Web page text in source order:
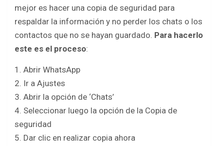
mejor es hacer una copia de seguridad para
respaldar la información y no perder los chats o los
contactos que no se hayan guardado. Para hacerlo
este es el proceso:
1. Abrir WhatsApp
2. Ir a Ajustes
3. Abrir la opción de ‘Chats’
4. Seleccionar luego la opción de la Copia de
seguridad
5. Dar clic en realizar copia ahora